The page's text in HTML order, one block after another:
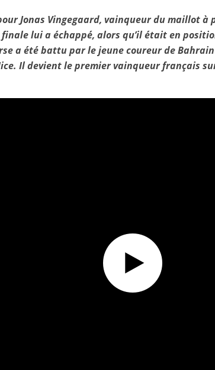
Jonas Vingegaard, vainqueur du maillot
lui a échappé, alors qu’il était en
a été battu par le jeune coureur de
Il devient le premier vainqueur français